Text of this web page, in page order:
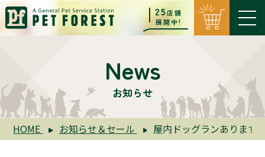
25店舗
展開中!
News
お知らせ
HOME お知らせ＆セール 屋内ドッグランありま